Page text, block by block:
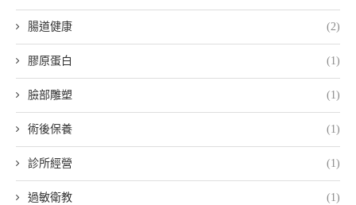
腸道健康 (2)
膠原蛋白 (1)
臉部雕塑 (1)
術後保養 (1)
診所經營 (1)
過敏衛教 (1)